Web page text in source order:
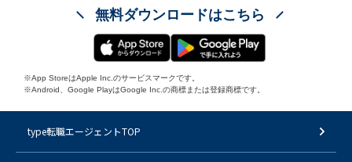
無料ダウンロードはこちら
※App StoreはApple Inc.のサービスマークです。
※Android、Google PlayはGoogle Inc.の商標または登録商標です。
type転職エージェントTOP